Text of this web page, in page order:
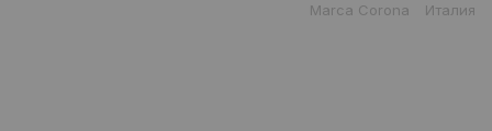
Marca Corona Италия